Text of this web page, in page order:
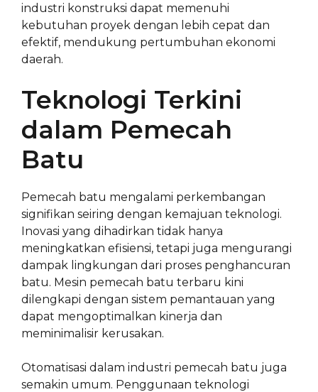
industri konstruksi dapat memenuhi
kebutuhan proyek dengan lebih cepat dan
efektif, mendukung pertumbuhan ekonomi
daerah.
Teknologi Terkini
dalam Pemecah
Batu
Pemecah batu mengalami perkembangan
signifikan seiring dengan kemajuan teknologi.
Inovasi yang dihadirkan tidak hanya
meningkatkan efisiensi, tetapi juga mengurangi
dampak lingkungan dari proses penghancuran
batu. Mesin pemecah batu terbaru kini
dilengkapi dengan sistem pemantauan yang
dapat mengoptimalkan kinerja dan
meminimalisir kerusakan.
Otomatisasi dalam industri pemecah batu juga
semakin umum. Penggunaan teknologi